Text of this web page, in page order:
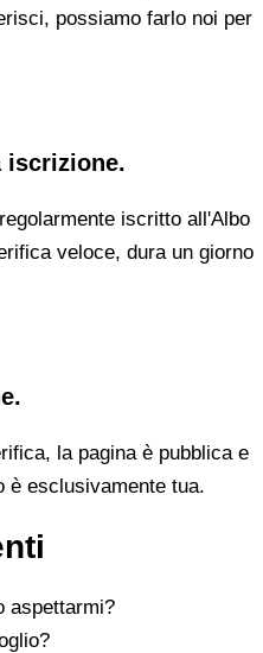
possiamo farlo noi per
iscrizione.
iscritto all'Albo
veloce, dura un giorno
la pagina è pubblica e
è esclusivamente tua.
aspettarmi?